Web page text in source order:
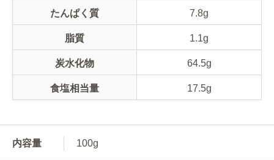
たんぱく質 7.8g
脂質 1.1g
炭水化物 64.5g
食塩相当量 17.5g
内容量 100g